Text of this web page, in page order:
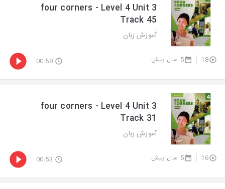
four corners - Level 4 Unit 3
Track 45
آموزش زبان
18 5 سال پیش 00:58
four corners - Level 4 Unit 3
Track 31
آموزش زبان
16 5 سال پیش 00:53